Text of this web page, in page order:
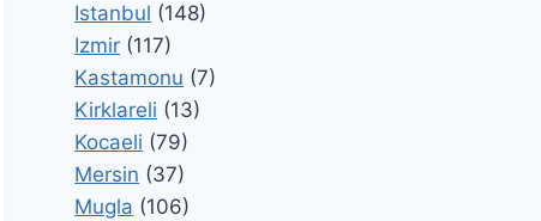
Istanbul (148)
Izmir (117)
Kastamonu (7)
Kirklareli (13)
Kocaeli (79)
Mersin (37)
Mugla (106)